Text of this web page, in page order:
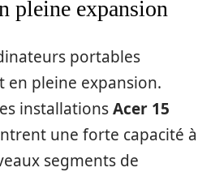
pleine expansion
portables
en pleine expansion.
installationsAcer 15
une forte capacité à
segments de